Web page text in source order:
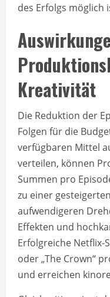
des Erfolgs möglich
Kreativität
Die Reduktion der
Folgen für die
verfügbaren Mittel
verteilen, können
Summen pro
zu einer
aufwendigeren
Effekten und
Erfolgreiche Netflix-
oder „The Crown“
und erreichen